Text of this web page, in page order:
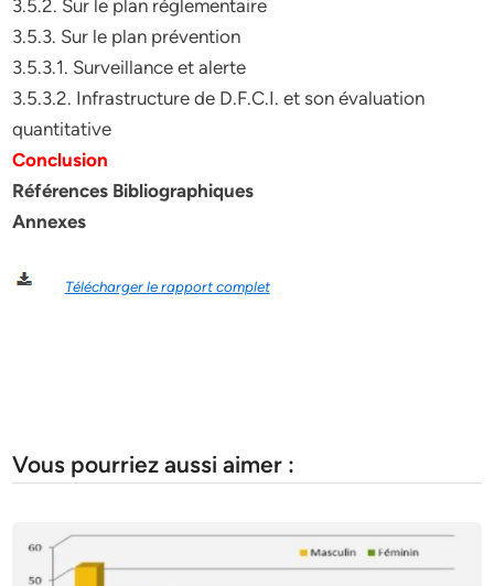
3.5.2. Sur le plan réglementaire
3.5.3. Sur le plan prévention
3.5.3.1. Surveillance et alerte
3.5.3.2. Infrastructure de D.F.C.I. et son évaluation
quantitative
Conclusion
Références Bibliographiques
Annexes
Télécharger le rapport complet
Vous pourriez aussi aimer :